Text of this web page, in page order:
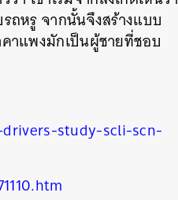
ถหรู จากนั้นจึงสร้างแบบ
าแพงมักเป็นผู้ชายที่ชอบ
study-scli-scn-